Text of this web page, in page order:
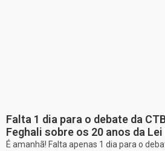
Falta 1 dia para o debate da
Feghali sobre os 20 anos da
É amanhã! Falta apenas 1 dia para o